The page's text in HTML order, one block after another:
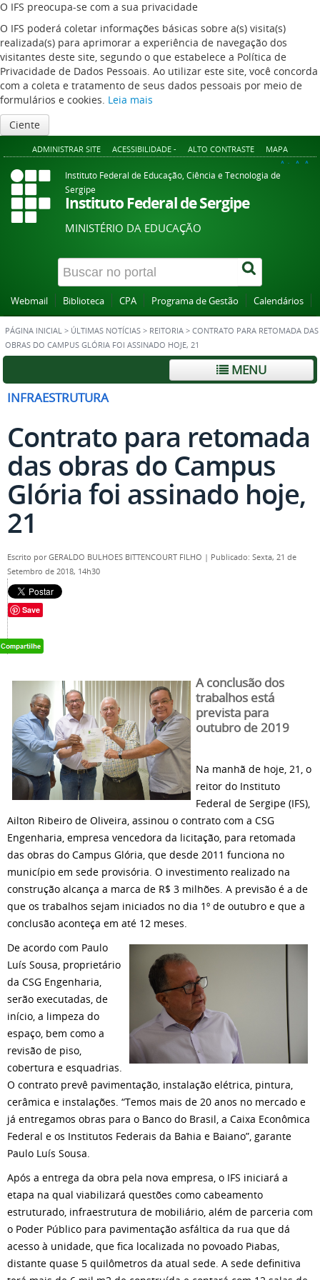
O IFS preocupa-se com a sua privacidade
O IFS poderá coletar informações básicas sobre a(s) visita(s)
realizada(s) para aprimorar a experiência de navegação dos
visitantes deste site, segundo o que estabelece a Política de
Privacidade de Dados Pessoais. Ao utilizar este site, você concorda
com a coleta e tratamento de seus dados pessoais por meio de
formulários e cookies. Leia mais
Ciente
ADMINISTRAR SITE ACESSIBILIDADE - ALTO CONTRASTE MAPA
A+ A A-
Instituto Federal de Educação, Ciência e Tecnologia de
Sergipe
Instituto Federal de Sergipe
MINISTÉRIO DA EDUCAÇÃO
Webmail Biblioteca CPA Programa de Gestão Calendários
PÁGINA INICIAL > ÚLTIMAS NOTÍCIAS > REITORIA > CONTRATO PARA RETOMADA DAS
OBRAS DO CAMPUS GLÓRIA FOI ASSINADO HOJE, 21
MENU
INFRAESTRUTURA
Contrato para retomada
das obras do Campus
Glória foi assinado hoje,
21
Escrito porGERALDO BULHOES BITTENCOURT FILHO | Publicado: Sexta, 21 de
Setembro de 2018, 14h30
Save
A conclusão dos
trabalhos está
prevista para
outubro de 2019
Na manhã de hoje, 21, o
reitor do Instituto
Federal de Sergipe (IFS),
Ailton Ribeiro de Oliveira, assinou o contrato com a CSG
Engenharia, empresa vencedora da licitação, para retomada
das obras do Campus Glória, que desde 2011 funciona no
município em sede provisória. O investimento realizado na
construção alcança a marca de R$ 3 milhões. A previsão é a de
que os trabalhos sejam iniciados no dia 1º de outubro e que a
conclusão aconteça em até 12 meses.
De acordo com Paulo
Luís Sousa, proprietário
da CSG Engenharia,
serão executadas, de
início, a limpeza do
espaço, bem como a
revisão de piso,
cobertura e esquadrias.
O contrato prevê pavimentação, instalação elétrica, pintura,
cerâmica e instalações. “Temos mais de 20 anos no mercado e
já entregamos obras para o Banco do Brasil, a Caixa Econômica
Federal e os Institutos Federais da Bahia e Baiano”, garante
Paulo Luís Sousa.
Após a entrega da obra pela nova empresa, o IFS iniciará a
etapa na qual viabilizará questões como cabeamento
estruturado, infraestrutura de mobiliário, além de parceria com
o Poder Público para pavimentação asfáltica da rua que dá
acesso à unidade, que fica localizada no povoado Piabas,
distante quase 5 quilômetros da atual sede. A sede definitiva